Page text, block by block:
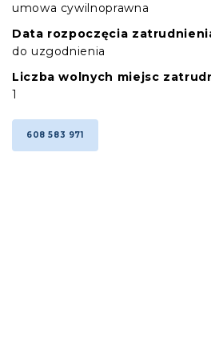
umowa cywilnoprawna
Data rozpoczęcia
do uzgodnienia
Liczba wolnych miejsc
1
608 583 971